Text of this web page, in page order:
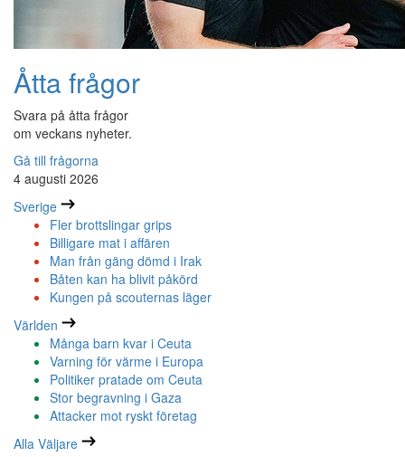
Åtta frågor
Svara på åtta frågor
om veckans nyheter.
Gå till frågorna
4 augusti 2026
Sverige
Fler brottslingar grips
Billigare mat i affären
Man från gäng dömd i Irak
Båten kan ha blivit påkörd
Kungen på scouternas läger
Världen
Många barn kvar i Ceuta
Varning för värme i Europa
Politiker pratade om Ceuta
Stor begravning i Gaza
Attacker mot ryskt företag
Alla Väljare